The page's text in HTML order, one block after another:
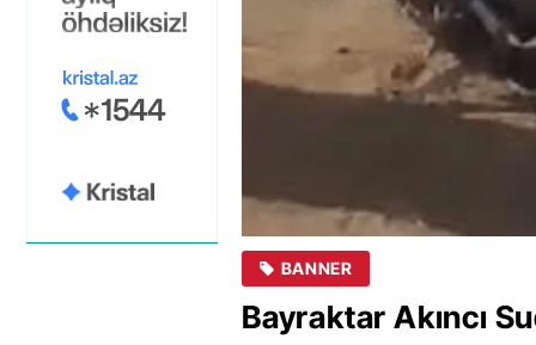
BANNER
Bayraktar Akıncı